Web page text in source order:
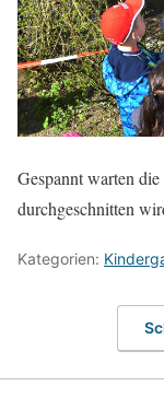
Gespannt warten
durchgeschnitten
Kategorien: